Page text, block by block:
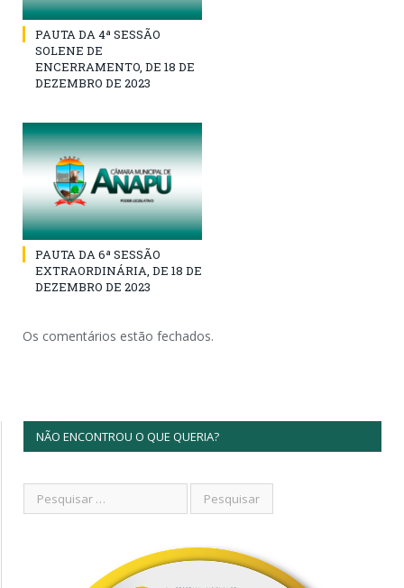
PAUTA DA 4ª SESSÃO
SOLENE DE
ENCERRAMENTO, DE 18 DE
DEZEMBRO DE 2023
PAUTA DA 6ª SESSÃO
EXTRAORDINÁRIA, DE 18 DE
DEZEMBRO DE 2023
Os comentários estão fechados.
NÃO ENCONTROU O QUE QUERIA?